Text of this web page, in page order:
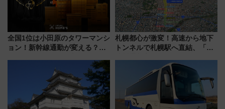
全国1位は小田原のタワーマンシ
ョン！新幹線通勤が変える？
【新築マンション人気ランキン
札幌都心が激変！高速から地下
トンネルで札幌駅へ直結、「創
から本格着工、延長4.8km整備
事業の全貌